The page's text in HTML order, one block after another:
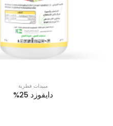
مبيدات فطرية
دايفوزد 25%